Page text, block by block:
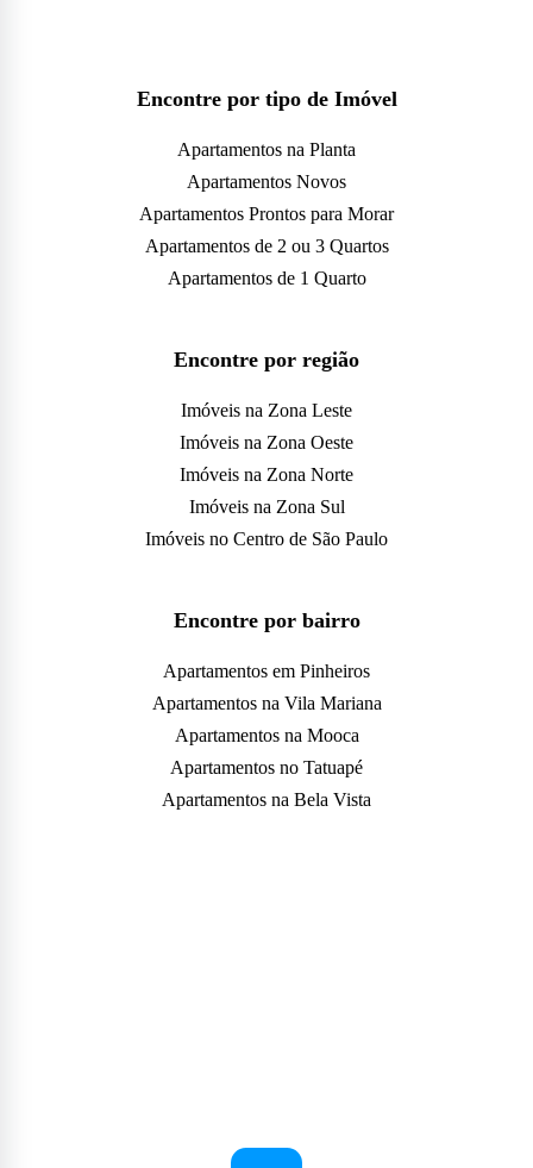
Encontre por tipo de Imóvel
Apartamentos na Planta
Apartamentos Novos
Apartamentos Prontos para Morar
Apartamentos de 2 ou 3 Quartos
Apartamentos de 1 Quarto
Encontre por região
Imóveis na Zona Leste
Imóveis na Zona Oeste
Imóveis na Zona Norte
Imóveis na Zona Sul
Imóveis no Centro de São Paulo
Encontre por bairro
Apartamentos em Pinheiros
Apartamentos na Vila Mariana
Apartamentos na Mooca
Apartamentos no Tatuapé
Apartamentos na Bela Vista